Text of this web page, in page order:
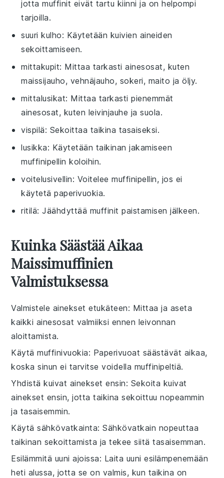
jotta muffinit eivät tartu kiinni ja on helpompi
tarjoilla.
suuri kulho: Käytetään kuivien aineiden
sekoittamiseen.
mittakupit: Mittaa tarkasti ainesosat, kuten
maissijauho, vehnäjauho, sokeri, maito ja öljy.
mittalusikat: Mittaa tarkasti pienemmät
ainesosat, kuten leivinjauhe ja suola.
vispilä: Sekoittaa taikina tasaiseksi.
lusikka: Käytetään taikinan jakamiseen
muffinipellin koloihin.
voitelusivellin: Voitelee muffinipellin, jos ei
käytetä paperivuokia.
ritilä: Jäähdyttää muffinit paistamisen jälkeen.
Kuinka Säästää Aikaa
Maissimuffinien
Valmistuksessa
Valmistele ainekset etukäteen: Mittaa ja aseta
kaikki ainesosat valmiiksi ennen leivonnan
aloittamista.
Käytä muffinivuokia: Paperivuoat säästävät aikaa,
koska sinun ei tarvitse voidella muffinipeltiä.
Yhdistä kuivat ainekset ensin: Sekoita kuivat
ainekset ensin, jotta taikina sekoittuu nopeammin
ja tasaisemmin.
Käytä sähkövatkainta: Sähkövatkain nopeuttaa
taikinan sekoittamista ja tekee siitä tasaisemman.
Esilämmitä uuni ajoissa: Laita uuni esilämpenemään
heti alussa, jotta se on valmis, kun taikina on